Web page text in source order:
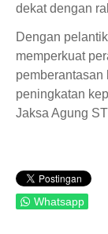
dekat dengan
Dengan
memperkuat
pemberantasan
peningkatan
Jaksa Agung
Whatsapp